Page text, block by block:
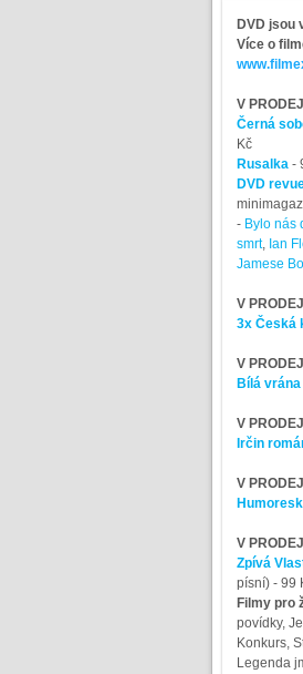
DVD jsou
Více o
V
Černá
Kč
Rusalka-
DVD
- Bylo nás
smrt, Ian
Jamese
V
3x Česká
V
Bílá vrána
V
Irčin
V
V
Zpívá
písní) - 99
Filmy pro
povídky,
Konkurs,
Legenda